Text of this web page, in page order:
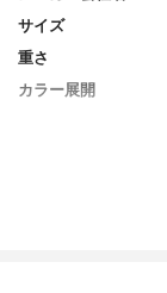
サイズ
重さ
カラー展開